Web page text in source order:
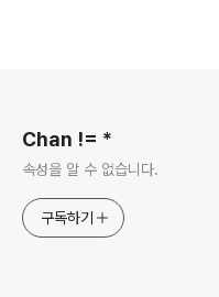
Chan != *
속성을 알 수 없습니다.
구독하기